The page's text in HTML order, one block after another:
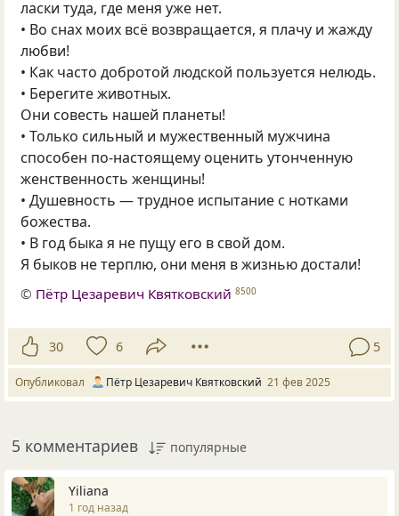
ласки туда, где меня уже нет.
• Во снах моих всё возвращается, я плачу и жажду
любви!
• Как часто добротой людской пользуется нелюдь.
• Берегите животных.
Они совесть нашей планеты!
• Только сильный и мужественный мужчина
способен по-настоящему оценить утонченную
женственность женщины!
• Душевность — трудное испытание с нотками
божества.
• В год быка я не пущу его в свой дом.
Я быков не терплю, они меня в жизнью достали!
© Пётр Цезаревич Квятковский 8500
30 6 5
Опубликовал Пётр Цезаревич Квятковский 21 фев 2025
5 комментариев популярные
Yiliana
1 год назад